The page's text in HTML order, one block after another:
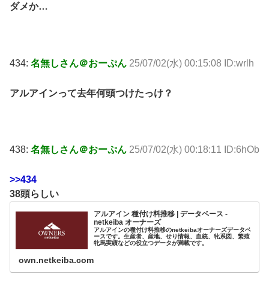
ダメか…
434: 名無しさん＠おーぷん 25/07/02(水) 00:15:08 ID:wrlh
アルアインって去年何頭つけたっけ？
438: 名無しさん＠おーぷん 25/07/02(水) 00:18:11 ID:6hOb
>>434
38頭らしい
アルアイン 種付け料推移 | データベース -
netkeiba オーナーズ
アルアインの種付け料推移のnetkeibaオーナーズデータベ
ースです。生産者、産地、せり情報、血統、牝系図、繁殖
牝馬実績などの役立つデータが満載です。
own.netkeiba.com